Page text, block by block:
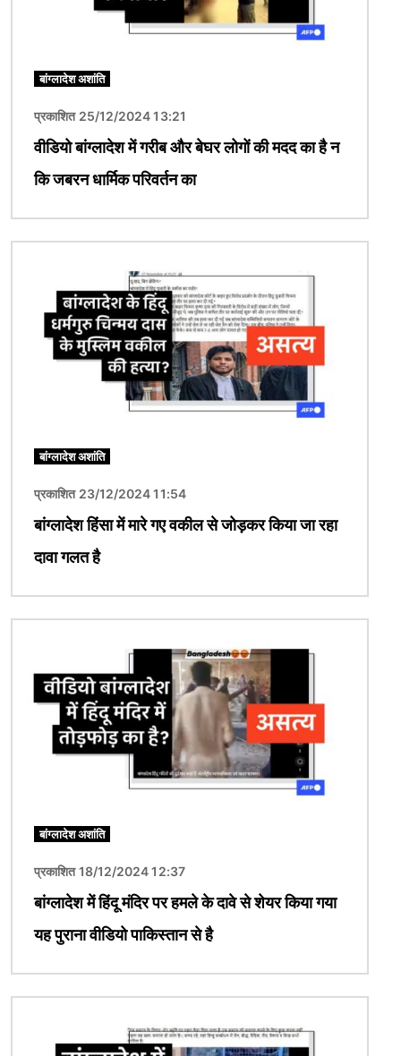
बांग्लादेश अशांति
प्रकाशित 25/12/2024 13:21
वीडियो बांग्लादेश में गरीब और बेघर लोगों की मदद का है न
कि जबरन धार्मिक परिवर्तन का
बांग्लादेश अशांति
प्रकाशित 23/12/2024 11:54
बांग्लादेश हिंसा में मारे गए वकील से जोड़कर किया जा रहा
दावा गलत है
बांग्लादेश अशांति
प्रकाशित 18/12/2024 12:37
बांग्लादेश में हिंदू मंदिर पर हमले के दावे से शेयर किया गया
यह पुराना वीडियो पाकिस्तान से है